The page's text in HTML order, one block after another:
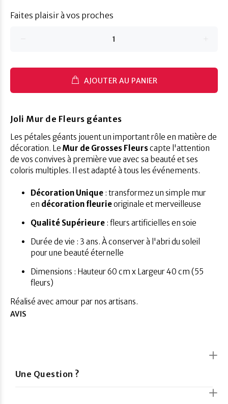
Faites plaisir à vos proches
AJOUTER AU PANIER
Joli Mur de Fleurs géantes
Les pétales géants jouent un important rôle en matière de
décoration. Le Mur de Grosses Fleurscapte l'attention
de vos convives à première vue avec sa beauté et ses
coloris multiples. Il est adapté à tous les événements.
Décoration Unique : transformez un simple mur
en décoration fleurieoriginale et merveilleuse
Qualité Supérieure : fleurs artificielles en soie
Durée de vie : 3 ans. À conserver à l'abri du soleil
pour une beauté éternelle
Dimensions : Hauteur 60 cm x Largeur 40 cm (55
fleurs)
Réalisé avec amour par nos artisans.
AVIS
Une Question ?